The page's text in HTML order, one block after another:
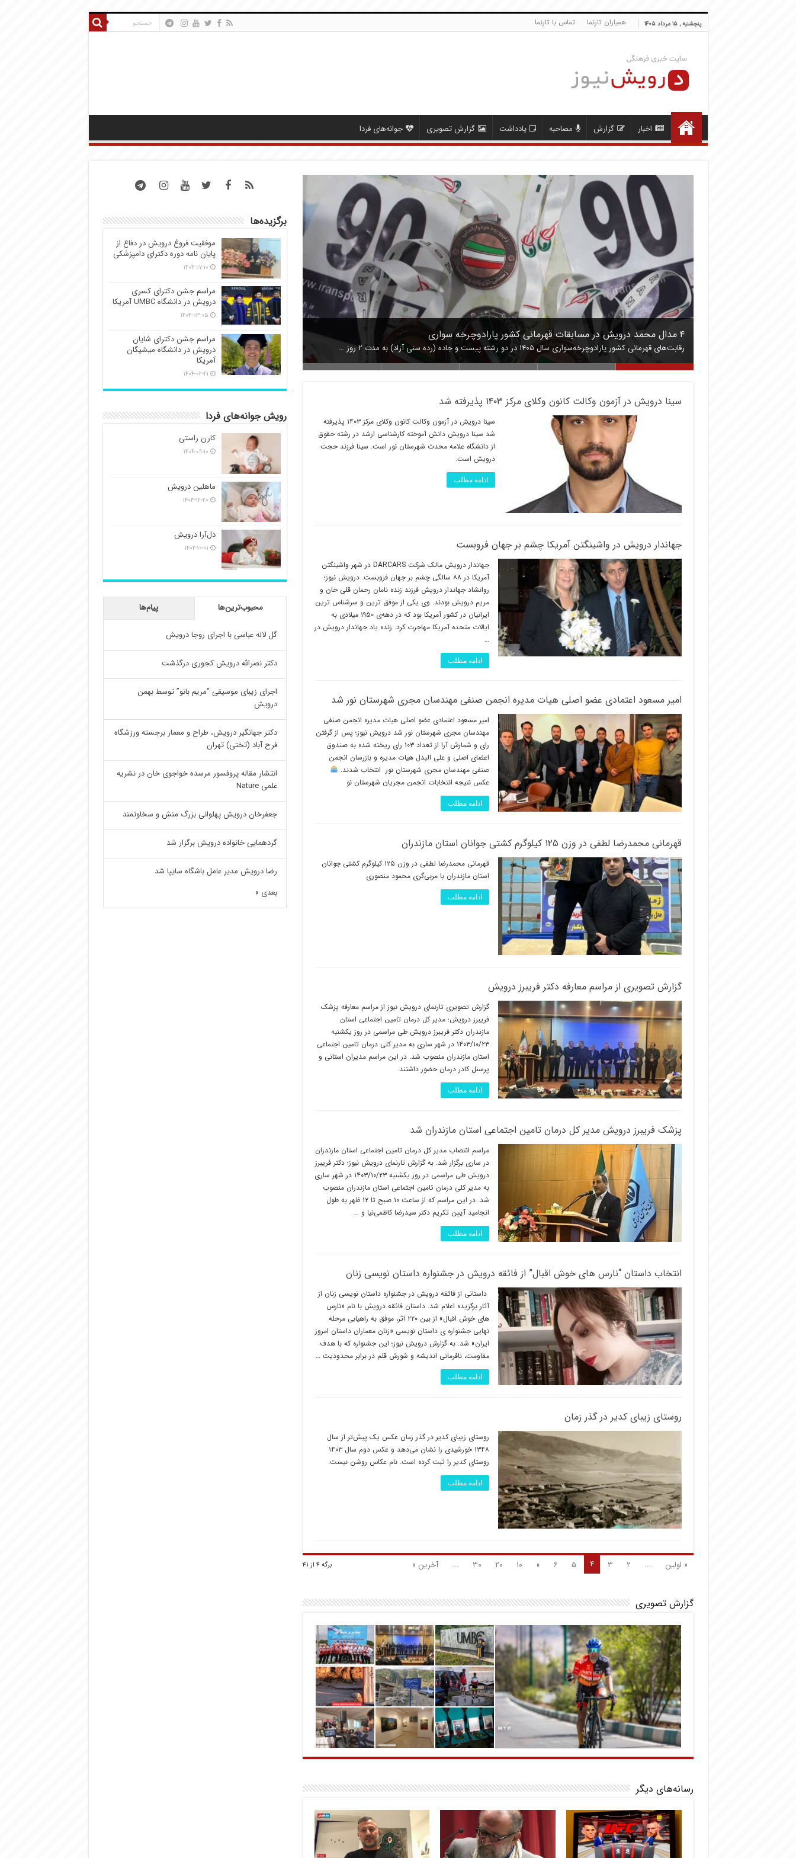
پنجشنبه , ۱۵ مرداد ۱۴۰۵ همیاران تارنما تماس با تارنما
اخبار گزارش مصاحبه یادداشت گزارش تصویری جوانه‌های فردا
رقابت‌های قهرمانی کشور پارادوچرخه‌سواری سال ۱۴۰۵ در دو رشته پیست و جاده (رده سنی آزاد) به مدت ۲ روز …
بزرگ خانواده درویش “حاج عبدالمجید خان درویش” آسمانی شد
مجیدخان درویش در روز یکم دی ماه ۱۳۱۷ در روستای منوچهرکلا بدنیا آمد و در سن ۸۷ سالگی آسمانی شد. مراسم…
سینا درویش در آزمون وکالت کانون وکلای مرکز ۱۴۰۳ پذیرفته شد
سینا درویش در آزمون وکالت کانون وکلای مرکز ۱۴۰۳ پذیرفته
شد سینا درویش دانش آموخته کارشناسی ارشد در رشته حقوق
از دانشگاه علامه محدث شهرستان نور است. سینا فرزند حجت
درویش است.
ادامه مطلب
جهاندار درویش در واشینگتن آمریکا چشم بر جهان فروبست
جهاندار درویش مالک شرکت DARCARS در شهر واشینگتن
آمریکا در ۸۸ سالگی چشم بر جهان فروبست. درویش نیوز؛
روانشاد جهاندار درویش فرزند زنده نامان رحمان قلی خان و
مریم درویش بودند. وی یکی از موفق ترین و سرشناس ترین
ایرانیان در کشور آمریکا بود که در دهه‌ی ۱۹۵۰ میلادی به
ایالات متحده آمریکا مهاجرت کرد. زنده یاد جهاندار درویش در
…
ادامه مطلب
امیر مسعود اعتمادی عضو اصلی هیات مدیره انجمن صنفی مهندسان مجری شهرستان نور شد
امیر مسعود اعتمادی عضو اصلی هیات مدیره انجمن صنفی
مهندسان مجری شهرستان نور شد درویش نیوز؛ پس از گرفتن
رای و شمارش آرا از تعداد ۱۰۳ رای ریخته شده به صندوق
اعضای اصلی و علی البدل هیات مدیره و بازرسان انجمن
صنفی مهندسان مجری شهرستان نور انتخاب شدند.
عکس نتیجه انتخابات انجمن مجریان شهرستان نو
ادامه مطلب
قهرمانی محمدرضا لطفی در وزن ۱۲۵ کیلو‌گرم کشتی جوانان استان مازندران
قهرمانی محمدرضا لطفی در وزن ۱۲۵ کیلو‌گرم کشتی جوانان
استان مازندران با مربی‌گری محمود منصوری
ادامه مطلب
گزارش تصویری از مراسم معارفه دکتر فریبرز درویش
گزارش تصویری تارنمای درویش نیوز از مراسم معارفه پزشک
فریبرز درویش؛ مدیر کل درمان تامین اجتماعی استان
مازندران دکتر فریبرز درویش طی مراسمی در روز یکشنبه
۱۴۰۳/۱۰/۲۳ در شهر ساری به مدیر کلی درمان تامین اجتماعی
استان مازندران منصوب شد. در این مراسم مدیران استانی و
پرسنل کادر درمان حضور داشتند.
ادامه مطلب
پزشک فریبرز درویش مدیر کل درمان تامین اجتماعی استان مازندران شد
مراسم انتصاب مدیر کل درمان تامین اجتماعی استان مازندران
در ساری برگزار شد. به گزارش تارنمای درویش نیوز؛ دکتر فریبرز
درویش طی مراسمی در روز یکشنبه ۱۴۰۳/۱۰/۲۳ در شهر ساری
به مدیر کلی درمان تامین اجتماعی استان مازندران منصوب
شد. در این مراسم که از ساعت ۱۰ صبح تا ۱۲ ظهر به طول
انجامید آیین تکریم دکتر سیدرضا کاظمی‌نیا و …
ادامه مطلب
انتخاب داستان “نارس های خوش اقبال” از فائقه درویش در جشنواره داستان نویسی زنان
داستانی از فائقه درویش در جشنواره داستان نویسی زنان از
آثار برگزیده اعلام شد. داستان فائقه درویش با نام «نارس
های خوش اقبال» از بین ۲۲۰ اثر، موفق به راهیابی مرحله
نهایی جشنواره ی داستان نویسی «زنان معماران داستان امروز
ایران» شد. به گزارش درویش نیوز؛ این جشنواره که با هدف
مقاومت، نافرمانی اندیشه و شورش قلم در برابر محدودیت …
ادامه مطلب
روستای زیبای کدیر در گذر زمان
روستای زیبای کدیر در گذر زمان عکس یک پیش‌تر از سال
۱۳۴۸ خورشیدی را نشان می‌دهد و عکس دوم سال ۱۴۰۳
روستای کدیر را ثبت کرده است. نام عکاس روشن نیست.
ادامه مطلب
برگه ۴ از ۴۱ « اولین ... ۲ ۳ ۴ ۵ ۶ » ۱۰ ۲۰ ۳۰ ... آخرین »
گزارش تصویری
رسانه‌های دیگر
برگزیده‌ها
موفقیت فروغ درویش در دفاع از
پایان نامه دوره دکترای دامپزشکی
۱۴۰۴-۰۷-۱۰
مراسم جشن دکترای کسری
درویش در دانشگاه UMBC آمریکا
۱۴۰۴-۰۳-۰۵
مراسم جشن دکترای شایان
درویش در دانشگاه میشیگان
آمریکا
۱۴۰۴-۰۲-۲۱
رویش جوانه‌های فردا
کارن راستی
۱۴۰۴-۰۹-۱۰
ماهلین درویش
۱۴۰۳-۱۲-۲۰
دل‌آرا درویش
۱۴۰۲-۱۰-۰۱
محبوب‌ترین‌ها پیام‌ها
گل لاله عباسی با اجرای روجا درویش
دکتر نصرالله درویش کجوری درگذشت
اجرای زیبای موسیقی “مریم بانو” توسط بهمن
درویش
دکتر جهانگیر درویش، طراح و معمار برجسته ورزشگاه
فرح آباد (تختی) تهران
انتشار مقاله پروفسور مرسده خواجوی خان در نشریه
علمی Nature
جعفرخان درویش پهلوانی بزرگ منش و سخاوتمند
گردهمایی خانواده درویش برگزار شد
رضا درویش مدیر عامل باشگاه سایپا شد
بعدی »